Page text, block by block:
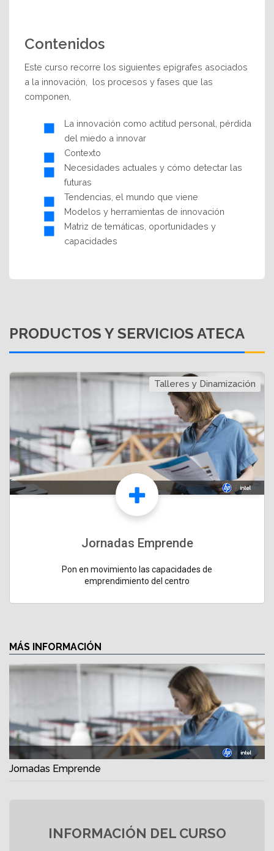
Contenidos
Este curso recorre los siguientes epígrafes asociados
a la innovación, los procesos y fases que las
componen,
La innovación como actitud personal, pérdida
del miedo a innovar
Contexto
Necesidades actuales y cómo detectar las
futuras
Tendencias, el mundo que viene
Modelos y herramientas de innovación
Matriz de temáticas, oportunidades y
capacidades
PRODUCTOS Y SERVICIOS ATECA
Talleres y Dinamización
Jornadas Emprende
Pon en movimiento las capacidades de
emprendimiento del centro
MÁS INFORMACIÓN
Jornadas Emprende
INFORMACIÓN DEL CURSO